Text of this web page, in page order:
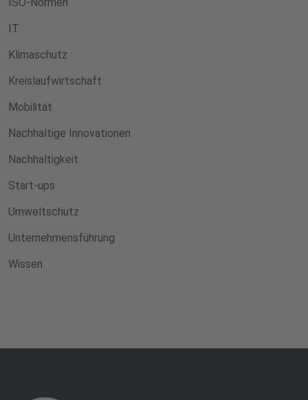
IT
Klimaschutz
Kreislaufwirtschaft
Mobilität
Nachhaltige Innovationen
Nachhaltigkeit
Start-ups
Umweltschutz
Unternehmensführung
Wissen